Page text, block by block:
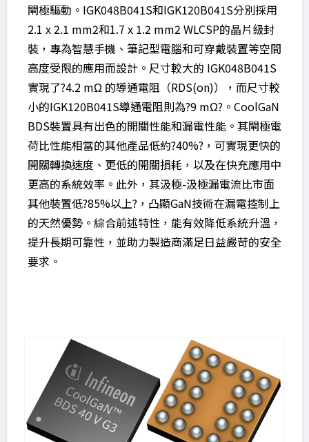
閘極驅動。IGK048B041S和IGK120B041S分別採用
2.1 x 2.1 mm2和1.7 x 1.2 mm2 WLCSP的晶片級封
裝，專為智慧手機、筆記型電腦和可穿戴裝置等空間
高度受限的應用而設計。尺寸較大的 IGK048B041S
實現了?4.2 mΩ 的導通電阻（RDS(on)），而尺寸較
小的IGK120B041S導通電阻則為?9 mΩ?。CoolGaN
BDS裝置具有出色的開關性能和漏電性能。其閘極電
荷比性能相當的其他產品低約?40%?，可實現更快的
開關轉換速度、更低的開關損耗，以及在快充應用中
更高的系統效率。此外，其汲極-汲極漏電流比市面
其他裝置低?85%以上?，凸顯GaN技術在漏電控制上
的天然優勢。綜合前述特性，能有效降低系統升溫，
提升長期可靠性，並助力製造商滿足日益嚴苛的安全
要求。